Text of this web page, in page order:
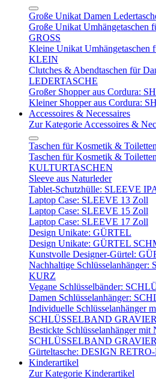
Große Unikat Damen
Große Unikat Umhängetaschen
GROSS
Kleine Unikat Umhängetaschen
KLEIN
Clutches & Abendtaschen für
LEDERTASCHE
Großer Shopper aus Cordura:
Kleiner Shopper aus Cordura:
Accessoires & Necessaires
Zur Kategorie Accessoires &
Taschen für Kosmetik &
Taschen für Kosmetik &
KULTURTASCHEN
Sleeve aus Naturleder
Tablet-Schutzhülle: SLEEVE
Laptop Case: SLEEVE 13 Zoll
Laptop Case: SLEEVE 15 Zoll
Laptop Case: SLEEVE 17 Zoll
Design Unikate: GÜRTEL
Design Unikate: GÜRTEL
Kunstvolle Designer-Gürtel:
Nachhaltige
KURZ
Vegane Schlüsselbänder:
Damen Schlüsselanhänger:
Individuelle Schlüsselanhänger
SCHLÜSSELBAND
Bestickte Schlüsselanhänger mit
SCHLÜSSELBAND
Gürteltasche: DESIGN
Kinderartikel
Zur Kategorie Kinderartikel